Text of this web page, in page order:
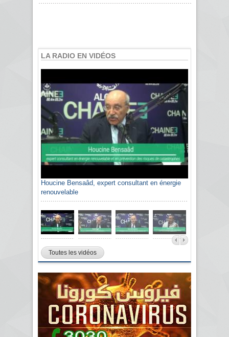
LA RADIO EN VIDÉOS
Houcine Bensaâd, expert consultant en énergie
renouvelable
Toutes les vidéos